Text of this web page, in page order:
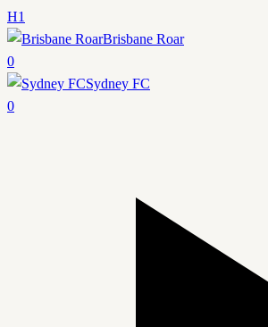
H1
Brisbane Roar
0
Sydney FC
0